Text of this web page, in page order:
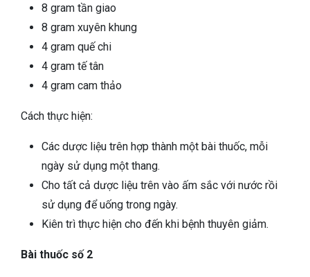
8 gram tần giao
8 gram xuyên khung
4 gram quế chi
4 gram tế tân
4 gram cam thảo
Cách thực hiện:
Các dược liệu trên hợp thành một bài thuốc, mỗi
ngày sử dụng một thang.
Cho tất cả dược liệu trên vào ấm sắc với nước rồi
sử dụng để uống trong ngày.
Kiên trì thực hiện cho đến khi bệnh thuyên giảm.
Bài thuốc số 2